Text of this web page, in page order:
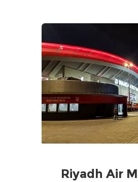
Riyadh Air